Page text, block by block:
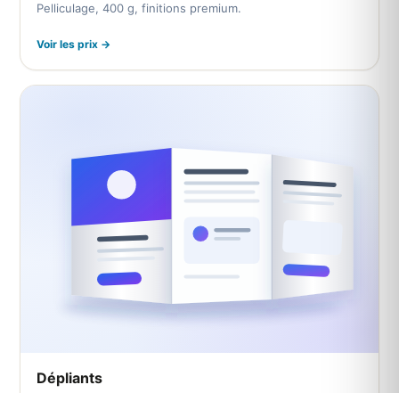
Pelliculage, 400 g, finitions premium.
Voir les prix →
Dépliants